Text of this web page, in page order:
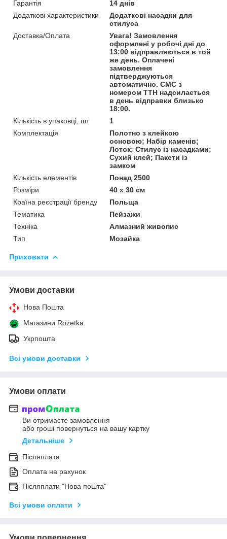
Гарантія
14 днів
Додаткові характеристики
Додаткові насадки для
стилуса
Доставка/Оплата
Увага! Замовлення
оформлені у робочі дні до
13:00 відправляються в той
же день. Оплачені
замовлення
підтверджуються
автоматично. СМС з
номером ТТН надсилається
в день відправки близько
18:00.
Кількість в упаковці, шт
1
Комплектація
Полотно з клейкою
основою; Набір каменів;
Лоток; Стилус із насадками;
Сухий клей; Пакети із
замком
Кількість елементів
Понад 2500
Розміри
40 x 30 см
Країна реєстрації бренду
Польща
Тематика
Пейзажи
Техніка
Алмазний живопис
Тип
Мозайка
Приховати
Умови доставки
Нова Пошта
Магазини Rozetka
Укрпошта
Всі умови доставки
Умови оплати
Ви отримаєте замовлення
або гроші повернуться на вашу картку
Детальніше
Післяплата
Оплата на рахунок
Післяплати "Нова пошта"
Всі умови оплати